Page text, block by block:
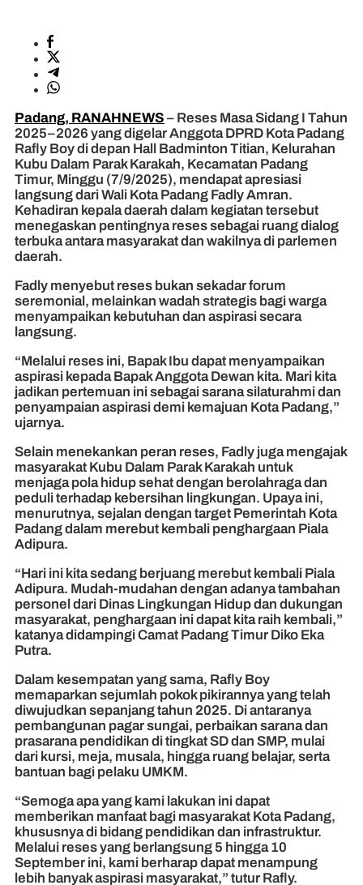
Padang, RANAHNEWS – Reses Masa Sidang I Tahun
2025–2026 yang digelar Anggota DPRD Kota Padang
Rafly Boy di depan Hall Badminton Titian, Kelurahan
Kubu Dalam Parak Karakah, Kecamatan Padang
Timur, Minggu (7/9/2025), mendapat apresiasi
langsung dari Wali Kota Padang Fadly Amran.
Kehadiran kepala daerah dalam kegiatan tersebut
menegaskan pentingnya reses sebagai ruang dialog
terbuka antara masyarakat dan wakilnya di parlemen
daerah.
Fadly menyebut reses bukan sekadar forum
seremonial, melainkan wadah strategis bagi warga
menyampaikan kebutuhan dan aspirasi secara
langsung.
“Melalui reses ini, Bapak Ibu dapat menyampaikan
aspirasi kepada Bapak Anggota Dewan kita. Mari kita
jadikan pertemuan ini sebagai sarana silaturahmi dan
penyampaian aspirasi demi kemajuan Kota Padang,”
ujarnya.
Selain menekankan peran reses, Fadly juga mengajak
masyarakat Kubu Dalam Parak Karakah untuk
menjaga pola hidup sehat dengan berolahraga dan
peduli terhadap kebersihan lingkungan. Upaya ini,
menurutnya, sejalan dengan target Pemerintah Kota
Padang dalam merebut kembali penghargaan Piala
Adipura.
“Hari ini kita sedang berjuang merebut kembali Piala
Adipura. Mudah-mudahan dengan adanya tambahan
personel dari Dinas Lingkungan Hidup dan dukungan
masyarakat, penghargaan ini dapat kita raih kembali,”
katanya didampingi Camat Padang Timur Diko Eka
Putra.
Dalam kesempatan yang sama, Rafly Boy
memaparkan sejumlah pokok pikirannya yang telah
diwujudkan sepanjang tahun 2025. Di antaranya
pembangunan pagar sungai, perbaikan sarana dan
prasarana pendidikan di tingkat SD dan SMP, mulai
dari kursi, meja, musala, hingga ruang belajar, serta
bantuan bagi pelaku UMKM.
“Semoga apa yang kami lakukan ini dapat
memberikan manfaat bagi masyarakat Kota Padang,
khususnya di bidang pendidikan dan infrastruktur.
Melalui reses yang berlangsung 5 hingga 10
September ini, kami berharap dapat menampung
lebih banyak aspirasi masyarakat,” tutur Rafly.